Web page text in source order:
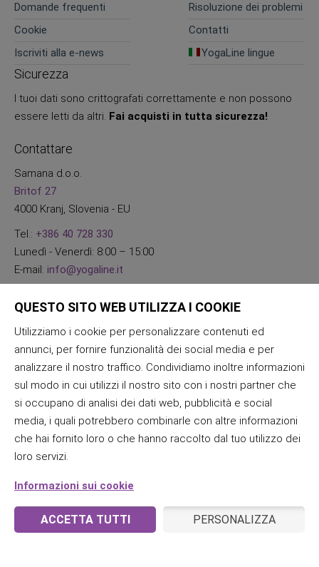
Domande frequenti
Risoluzione dei problemi
Cookie
Contatti
Iscriviti alla e-news
YogaLine lingue
Sicurezza
I tuoi dati sono crittografati correttamente e non possono
essere letti da altri. Fai acquisti in tutta sicurezza!
Contattare
Samana d.o.o.
Britof 27
4000 Kranj, Slovenia - EU
Tel.: +386 40 728 330
Lunedì - Venerdì: 8:00 – 15:00
E-mail: info@yogaline.it
QUESTO SITO WEB UTILIZZA I COOKIE
Utilizziamo i cookie per personalizzare contenuti ed
annunci, per fornire funzionalità dei social media e per
analizzare il nostro traffico. Condividiamo inoltre informazioni
sul modo in cui utilizzi il nostro sito con i nostri partner che
si occupano di analisi dei dati web, pubblicità e social
media, i quali potrebbero combinarle con altre informazioni
che hai fornito loro o che hanno raccolto dal tuo utilizzo dei
loro servizi.
Informazioni sui cookie
ACCETTA TUTTI PERSONALIZZA